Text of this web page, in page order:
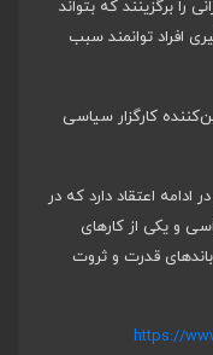
برگزینند که بتواند
افراد توانمند سبب
کارگزار سیاسی
اعتقاد دارد که در
و یکی از کارهای
قدرت و ثروت
https://